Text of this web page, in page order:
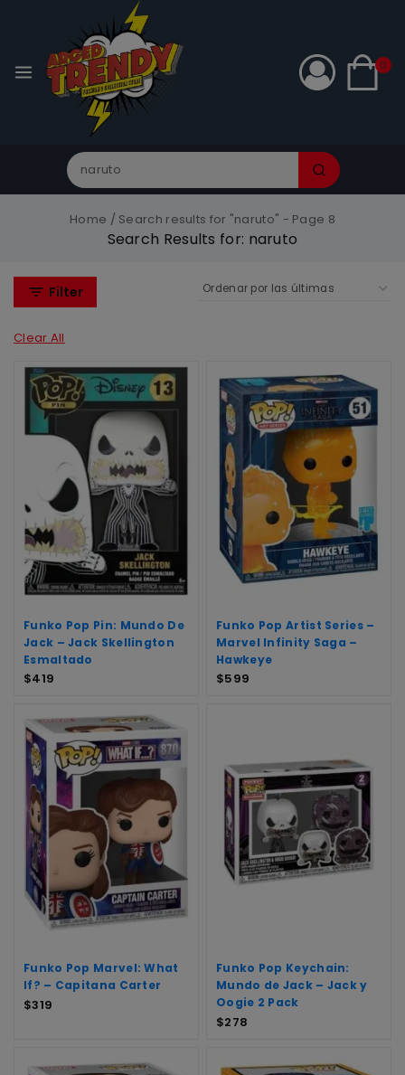
0
Home / Search results for "naruto" - Page 8
Search Results for: naruto
Filter
Clear All
Funko Pop Pin: Mundo De
Jack – Jack Skellington
Esmaltado
$419
Funko Pop Artist Series –
Marvel Infinity Saga –
Hawkeye
$599
Funko Pop Marvel: What
If? – Capitana Carter
$319
Funko Pop Keychain:
Mundo de Jack – Jack y
Oogie 2 Pack
$278